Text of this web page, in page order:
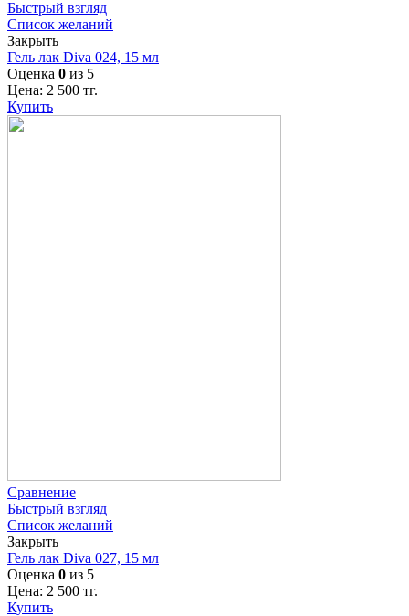
Быстрый взгляд
Список желаний
Закрыть
Гель лак Diva 024, 15 мл
Оценка 0 из 5
Цена: 2 500 тг.
Купить
Сравнение
Быстрый взгляд
Список желаний
Закрыть
Гель лак Diva 027, 15 мл
Оценка 0 из 5
Цена: 2 500 тг.
Купить